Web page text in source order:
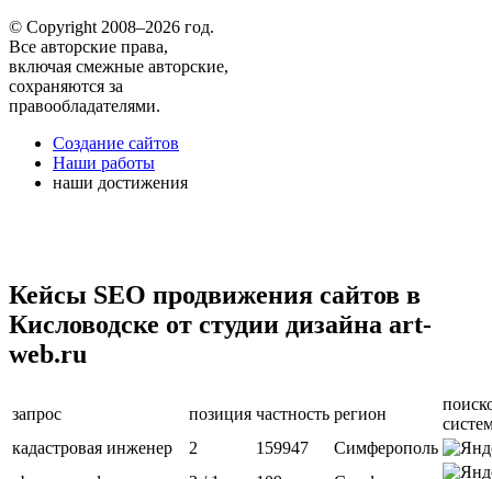
© Copyright 2008–2026 год.
Все авторские права,
включая смежные авторские,
сохраняются за
правообладателями.
Создание сайтов
Наши работы
наши достижения
Кейсы SEO продвижения сайтов в
Кисловодске от студии дизайна art-
web.ru
запрос позиция частность регион
кадастровая инженер
2 159947
Симферополь